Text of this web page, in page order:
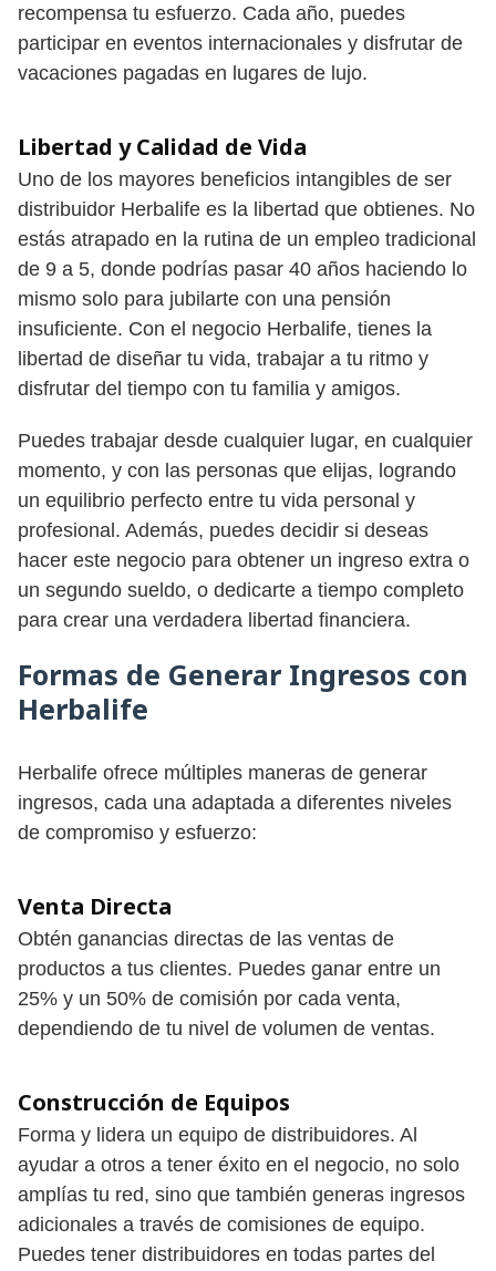
recompensa tu esfuerzo. Cada año, puedes
participar en eventos internacionales y disfrutar de
vacaciones pagadas en lugares de lujo.
Libertad y Calidad de Vida
Uno de los mayores beneficios intangibles de ser
distribuidor Herbalife es la libertad que obtienes. No
estás atrapado en la rutina de un empleo tradicional
de 9 a 5, donde podrías pasar 40 años haciendo lo
mismo solo para jubilarte con una pensión
insuficiente. Con el negocio Herbalife, tienes la
libertad de diseñar tu vida, trabajar a tu ritmo y
disfrutar del tiempo con tu familia y amigos.
Puedes trabajar desde cualquier lugar, en cualquier
momento, y con las personas que elijas, logrando
un equilibrio perfecto entre tu vida personal y
profesional. Además, puedes decidir si deseas
hacer este negocio para obtener un ingreso extra o
un segundo sueldo, o dedicarte a tiempo completo
para crear una verdadera libertad financiera.
Formas de Generar Ingresos con
Herbalife
Herbalife ofrece múltiples maneras de generar
ingresos, cada una adaptada a diferentes niveles
de compromiso y esfuerzo:
Venta Directa
Obtén ganancias directas de las ventas de
productos a tus clientes. Puedes ganar entre un
25% y un 50% de comisión por cada venta,
dependiendo de tu nivel de volumen de ventas.
Construcción de Equipos
Forma y lidera un equipo de distribuidores. Al
ayudar a otros a tener éxito en el negocio, no solo
amplías tu red, sino que también generas ingresos
adicionales a través de comisiones de equipo.
Puedes tener distribuidores en todas partes del